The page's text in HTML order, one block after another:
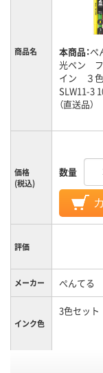
商品名 本商品：ぺ
光ペン
イン ３
SLW11-3
（直送品）
価格
(税込)
数量
評価
メーカー ぺんてる
インク色
3色セット